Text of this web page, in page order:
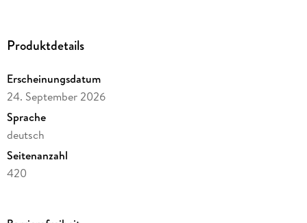
Und Sienna verbirgt ein gefährliches Geheimnis: Nur
Vampirblut hält sie am Leben.
verbotene Nähe, die in dieser Welt keinen Platz hat.
Leidenschaft und Abhängigkeit verschwimmen, und könnten
sie beide ins Verderben stürzen.
In einer Welt voller Regeln, Macht und Intrigen bleibt nur eine
Frage:
Werden sie füreinander kämpfen oder werden sie sich
Produktdetails
Erscheinungsdatum
24. September 2026
Sprache
deutsch
Seitenanzahl
420